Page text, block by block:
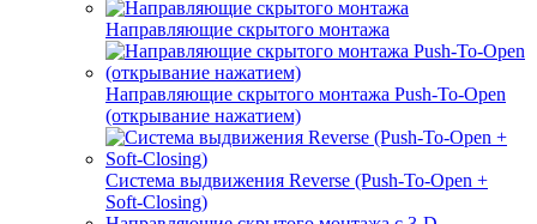
Направляющие скрытого монтажа
Направляющие скрытого монтажа Push-To-Open
(открывание нажатием)
Система выдвижения Reverse (Push-To-Open +
Soft-Closing)